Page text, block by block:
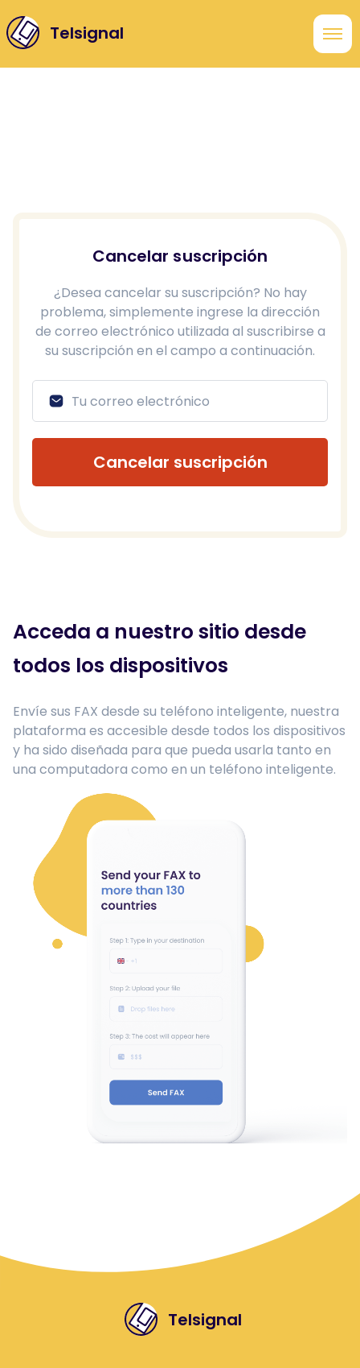
Telsignal
Cancelar suscripción
¿Desea cancelar su suscripción? No hay
problema, simplemente ingrese la dirección
de correo electrónico utilizada al suscribirse a
su suscripción en el campo a continuación.
Cancelar suscripción
Acceda a nuestro sitio desde
todos los dispositivos
Envíe sus FAX desde su teléfono inteligente, nuestra
plataforma es accesible desde todos los dispositivos
y ha sido diseñada para que pueda usarla tanto en
una computadora como en un teléfono inteligente.
Telsignal